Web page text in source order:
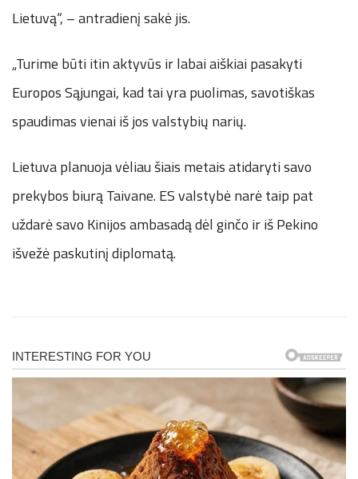
Lietuvą“, – antradienį sakė jis.
„Turime būti itin aktyvūs ir labai aiškiai pasakyti
Europos Sąjungai, kad tai yra puolimas, savotiškas
spaudimas vienai iš jos valstybių narių.
Lietuva planuoja vėliau šiais metais atidaryti savo
prekybos biurą Taivane. ES valstybė narė taip pat
uždarė savo Kinijos ambasadą dėl ginčo ir iš Pekino
išvežė paskutinį diplomatą.